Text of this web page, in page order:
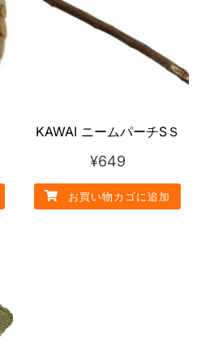
KAWAI ニームパーチSＳ
¥649
お買い物カゴに追加